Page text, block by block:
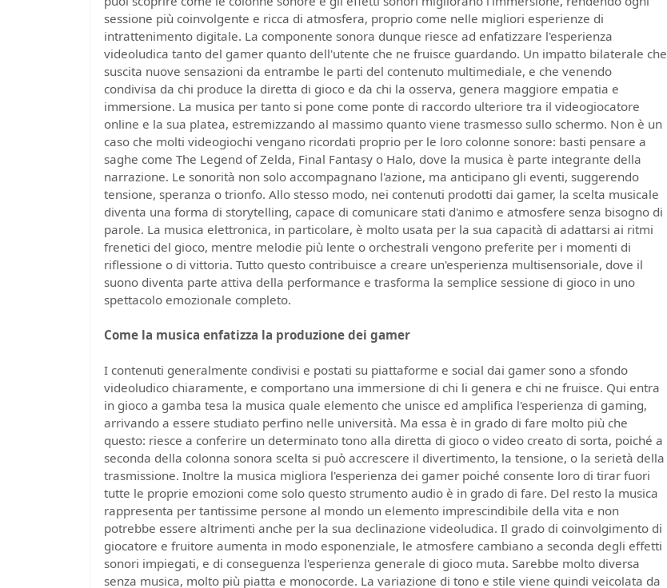
sessione più coinvolgente e ricca di atmosfera, proprio come nelle migliori esperienze di
intrattenimento digitale. La componente sonora dunque riesce ad enfatizzare l'esperienza
videoludica tanto del gamer quanto dell'utente che ne fruisce guardando. Un impatto bilaterale che
suscita nuove sensazioni da entrambe le parti del contenuto multimediale, e che venendo
condivisa da chi produce la diretta di gioco e da chi la osserva, genera maggiore empatia e
immersione. La musica per tanto si pone come ponte di raccordo ulteriore tra il videogiocatore
online e la sua platea, estremizzando al massimo quanto viene trasmesso sullo schermo. Non è un
caso che molti videogiochi vengano ricordati proprio per le loro colonne sonore: basti pensare a
saghe come The Legend of Zelda, Final Fantasy o Halo, dove la musica è parte integrante della
narrazione. Le sonorità non solo accompagnano l'azione, ma anticipano gli eventi, suggerendo
tensione, speranza o trionfo. Allo stesso modo, nei contenuti prodotti dai gamer, la scelta musicale
diventa una forma di storytelling, capace di comunicare stati d'animo e atmosfere senza bisogno di
parole. La musica elettronica, in particolare, è molto usata per la sua capacità di adattarsi ai ritmi
frenetici del gioco, mentre melodie più lente o orchestrali vengono preferite per i momenti di
riflessione o di vittoria. Tutto questo contribuisce a creare un'esperienza multisensoriale, dove il
suono diventa parte attiva della performance e trasforma la semplice sessione di gioco in uno
spettacolo emozionale completo.
Come la musica enfatizza la produzione dei gamer
I contenuti generalmente condivisi e postati su piattaforme e social dai gamer sono a sfondo
videoludico chiaramente, e comportano una immersione di chi li genera e chi ne fruisce. Qui entra
in gioco a gamba tesa la musica quale elemento che unisce ed amplifica l'esperienza di gaming,
arrivando a essere studiato perfino nelle università. Ma essa è in grado di fare molto più che
questo: riesce a conferire un determinato tono alla diretta di gioco o video creato di sorta, poiché a
seconda della colonna sonora scelta si può accrescere il divertimento, la tensione, o la serietà della
trasmissione. Inoltre la musica migliora l'esperienza dei gamer poiché consente loro di tirar fuori
tutte le proprie emozioni come solo questo strumento audio è in grado di fare. Del resto la musica
rappresenta per tantissime persone al mondo un elemento imprescindibile della vita e non
potrebbe essere altrimenti anche per la sua declinazione videoludica. Il grado di coinvolgimento di
giocatore e fruitore aumenta in modo esponenziale, le atmosfere cambiano a seconda degli effetti
sonori impiegati, e di conseguenza l'esperienza generale di gioco muta. Sarebbe molto diversa
senza musica, molto più piatta e monocorde. La variazione di tono e stile viene quindi veicolata da